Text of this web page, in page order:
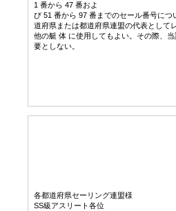
1 番から 47 番およ
び 51 番から 97 番までのセール番号に
道府県または都道府県連盟の代表として
他の艇 体 に使用してもよい。その際、
要としない。
各都道府県セーリング連盟様
SS級アスリート各位